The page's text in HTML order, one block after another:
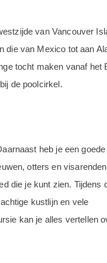
van Vancouver
die van Mexico tot aan
tocht maken vanaf het
de poolcirkel.
heb je een goede
otters en
die je kunt zien. Tijdens
kustlijn en vele
kan je alles vertellen